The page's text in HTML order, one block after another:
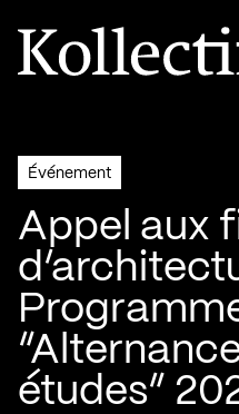
Aller à la page d'accueil
Logo Kollectif
Événement
Appel aux
études”